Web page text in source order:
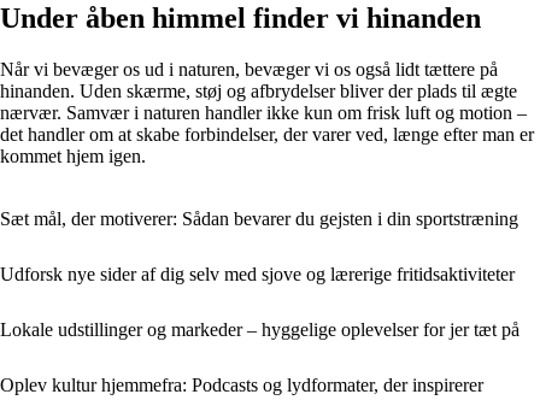
Under åben himmel finder vi hinanden
Når vi bevæger os ud i naturen, bevæger vi os også lidt tættere på
hinanden. Uden skærme, støj og afbrydelser bliver der plads til ægte
nærvær. Samvær i naturen handler ikke kun om frisk luft og motion –
det handler om at skabe forbindelser, der varer ved, længe efter man er
kommet hjem igen.
Sæt mål, der motiverer: Sådan bevarer du gejsten i din sportstræning
Udforsk nye sider af dig selv med sjove og lærerige fritidsaktiviteter
Lokale udstillinger og markeder – hyggelige oplevelser for jer tæt på
Oplev kultur hjemmefra: Podcasts og lydformater, der inspirerer